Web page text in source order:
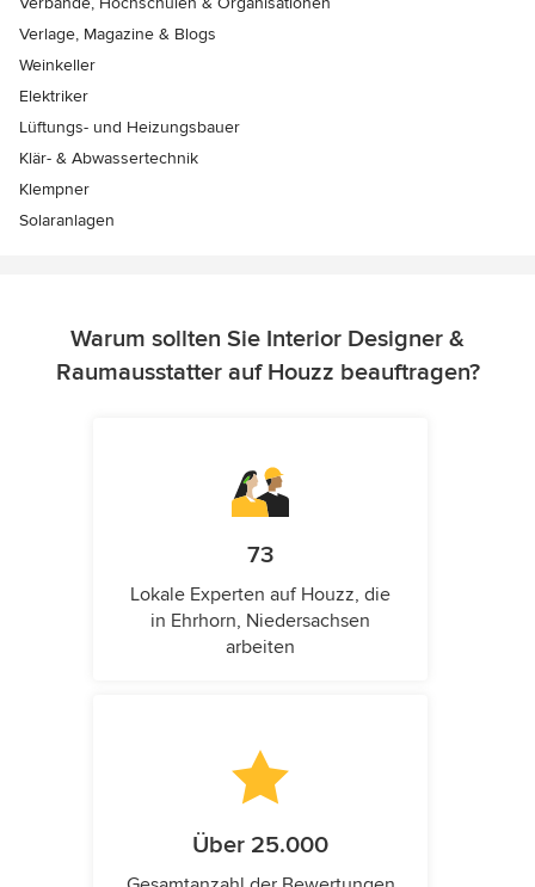
Verlage, Magazine & Blogs
Weinkeller
Elektriker
Lüftungs- und Heizungsbauer
Klär- & Abwassertechnik
Klempner
Solaranlagen
Warum sollten Sie Interior Designer &
Raumausstatter auf Houzz beauftragen?
73
Lokale Experten auf Houzz, die
in Ehrhorn, Niedersachsen
arbeiten
Über 25.000